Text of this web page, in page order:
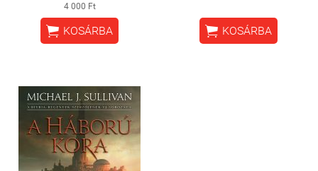
4 000 Ft
 KOSÁRBA  KOSÁRBA